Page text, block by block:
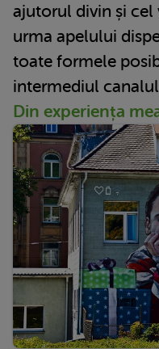
ajutorul divin și cel
urma apelului
toate formele
intermediul
Din experiența